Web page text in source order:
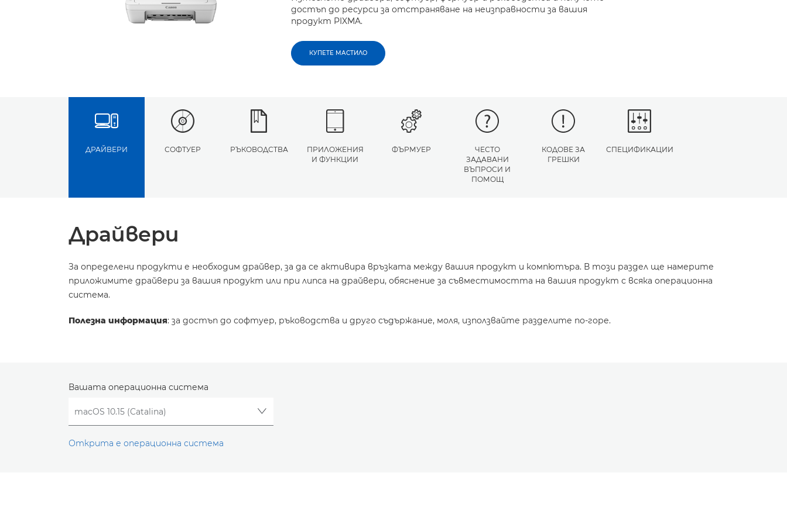
достъп до ресурси за отстраняване на неизправности за вашия
продукт PIXMA.
КУПЕТЕ МАСТИЛО
ДРАЙВЕРИ СОФТУЕР РЪКОВОДСТВА
ПРИЛОЖЕНИЯ
И ФУНКЦИИ
ФЪРМУЕР
ЧЕСТО
ЗАДАВАНИ
ВЪПРОСИ И
ПОМОЩ
КОДОВЕ ЗА
ГРЕШКИ
СПЕЦИФИКАЦИИ
Драйвери
За определени продукти е необходим драйвер, за да се активира връзката между вашия продукт и компютъра. В този раздел ще намерите
приложимите драйвери за вашия продукт или при липса на драйвери, обяснение за съвместимостта на вашия продукт с всяка операционна
система.
Полезна информация: за достъп до софтуер, ръководства и друго съдържание, моля, използвайте разделите по-горе.
Вашата операционна система
Открита е операционна система